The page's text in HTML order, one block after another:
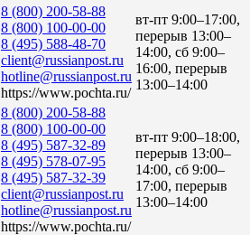
8 (800) 200-58-88
8 (800) 100-00-00
8 (495) 588-48-70
client@russianpost.ru
hotline@russianpost.ru
https://www.pochta.ru/
вт-пт 9:00–17:00,
перерыв 13:00–
14:00, сб 9:00–
16:00, перерыв
13:00–14:00
8 (800) 200-58-88
8 (800) 100-00-00
8 (495) 587-32-89
8 (495) 578-07-95
8 (495) 587-32-39
client@russianpost.ru
hotline@russianpost.ru
https://www.pochta.ru/
вт-пт 9:00–18:00,
перерыв 13:00–
14:00, сб 9:00–
17:00, перерыв
13:00–14:00